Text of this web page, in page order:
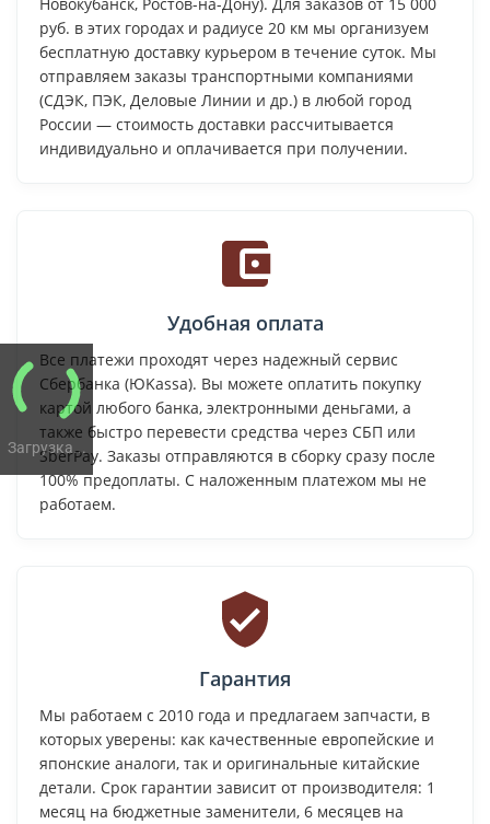
Загрузка...
руб. в этих городах и радиусе 20 км мы организуем
бесплатную доставку курьером в течение суток. Мы
отправляем заказы транспортными компаниями
(СДЭК, ПЭК, Деловые Линии и др.) в любой город
России — стоимость доставки рассчитывается
индивидуально и оплачивается при получении.
Удобная оплата
Все платежи проходят через надежный сервис
Сбербанка (ЮKassa). Вы можете оплатить покупку
картой любого банка, электронными деньгами, а
также быстро перевести средства через СБП или
SberPay. Заказы отправляются в сборку сразу после
100% предоплаты. С наложенным платежом мы не
работаем.
Гарантия
Мы работаем с 2010 года и предлагаем запчасти, в
которых уверены: как качественные европейские и
японские аналоги, так и оригинальные китайские
детали. Срок гарантии зависит от производителя: 1
месяц на бюджетные заменители, 6 месяцев на